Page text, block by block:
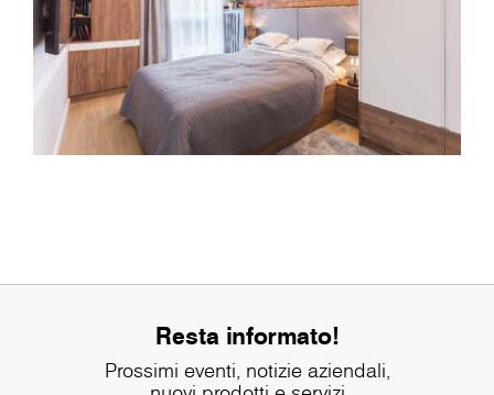
Resta informato!
Prossimi eventi, notizie aziendali,